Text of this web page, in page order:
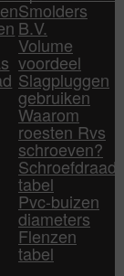
Smolders
B.V.
Volume
voordeel
Slagpluggen
gebruiken
Waarom
roesten Rvs
schroeven?
Schroefdraad
tabel
Pvc-buizen
diameters
Flenzen
tabel